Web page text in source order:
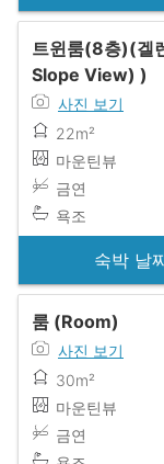
트윈룸(8층)(겔
Slope View) )
사진 보기
22m²
마운틴뷰
금연
욕조
숙박 날
룸 (Room)
사진 보기
30m²
마운틴뷰
금연